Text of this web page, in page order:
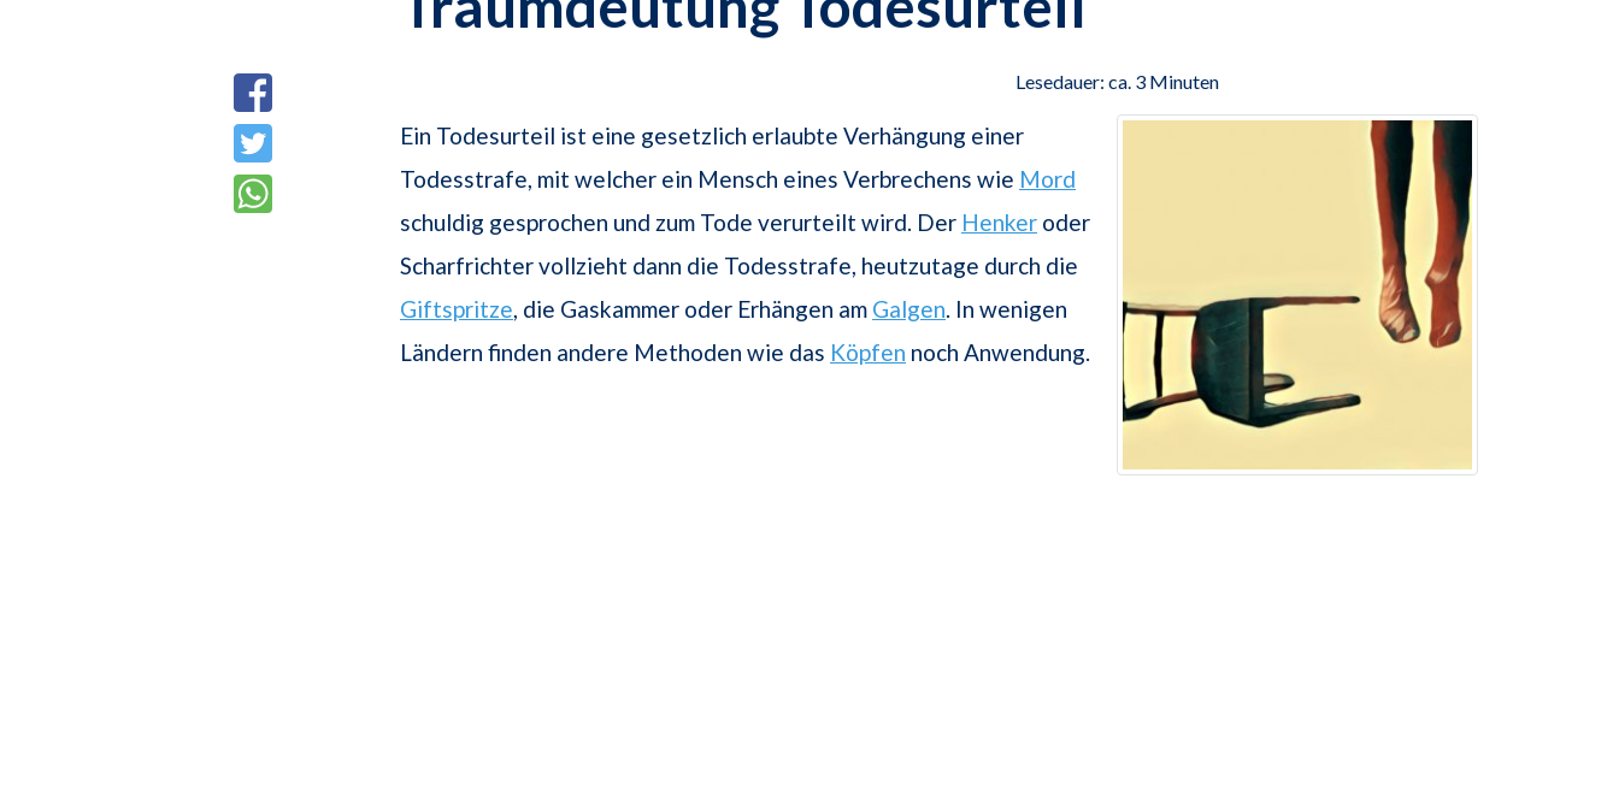
Lesedauer: ca. 3 Minuten
Ein Todesurteil ist eine gesetzlich erlaubte Verhängung einer
Todesstrafe, mit welcher ein Mensch eines Verbrechens wie Mord
schuldig gesprochen und zum Tode verurteilt wird. Der Henker oder
Scharfrichter vollzieht dann die Todesstrafe, heutzutage durch die
Giftspritze, die Gaskammer oder Erhängen am Galgen. In wenigen
Ländern finden andere Methoden wie das Köpfen noch Anwendung.